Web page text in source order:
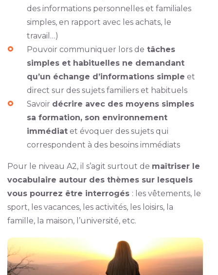
des informations personnelles et familiales
simples, en rapport avec les achats, le
travail…)
Pouvoir communiquer lors de tâches
simples et habituelles ne demandant
qu’un échange d’informations simple et
direct sur des sujets familiers et habituels
Savoir décrire avec des moyens simples
sa formation, son environnement
immédiatet évoquer des sujets qui
correspondent à des besoins immédiats
Pour le niveau A2, il s’agit surtout de maîtriser le
vocabulaire autour des thèmes sur lesquels
vous pourrez être interrogés : les vêtements, le
sport, les vacances, les activités, les loisirs, la
famille, la maison, l’université, etc.